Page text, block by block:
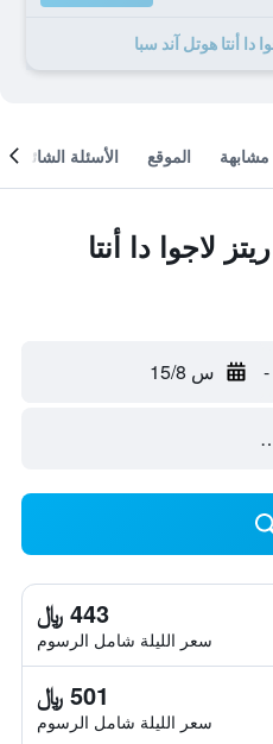
الموقع الأسئلة الشائعة
لاجوا دا أنتا
- س 15/8
443 ﷼
سعر الليلة شامل الرسوم
501 ﷼
سعر الليلة شامل الرسوم